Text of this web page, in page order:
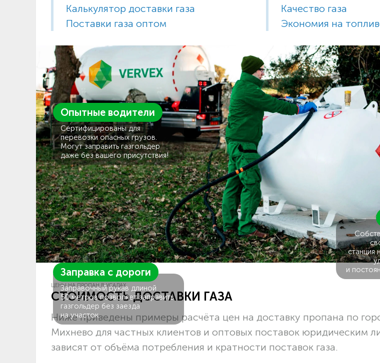
Калькулятор доставки газа
Поставки газа оптом
Качество газа
Экономия на
Опытные водители
Сертифицированы для
перевозки опасных грузов.
Могут заправить газгольдер
даже без вашего присутствия!
Заправка с дороги
Заправочный рукав длиной
50 метров позволяет заправить
газгольдер без заезда
на участок.
станция
и
ЦЕНЫ НА ПРОПАН В УСАДАХ
СТОИМОСТЬ ДОСТАВКИ ГАЗА
Ниже приведены примеры расчёта цен на доставку пропана по
Михнево для частных клиентов и оптовых поставок юридическим
зависят от объёма потребления и кратности поставок газа.